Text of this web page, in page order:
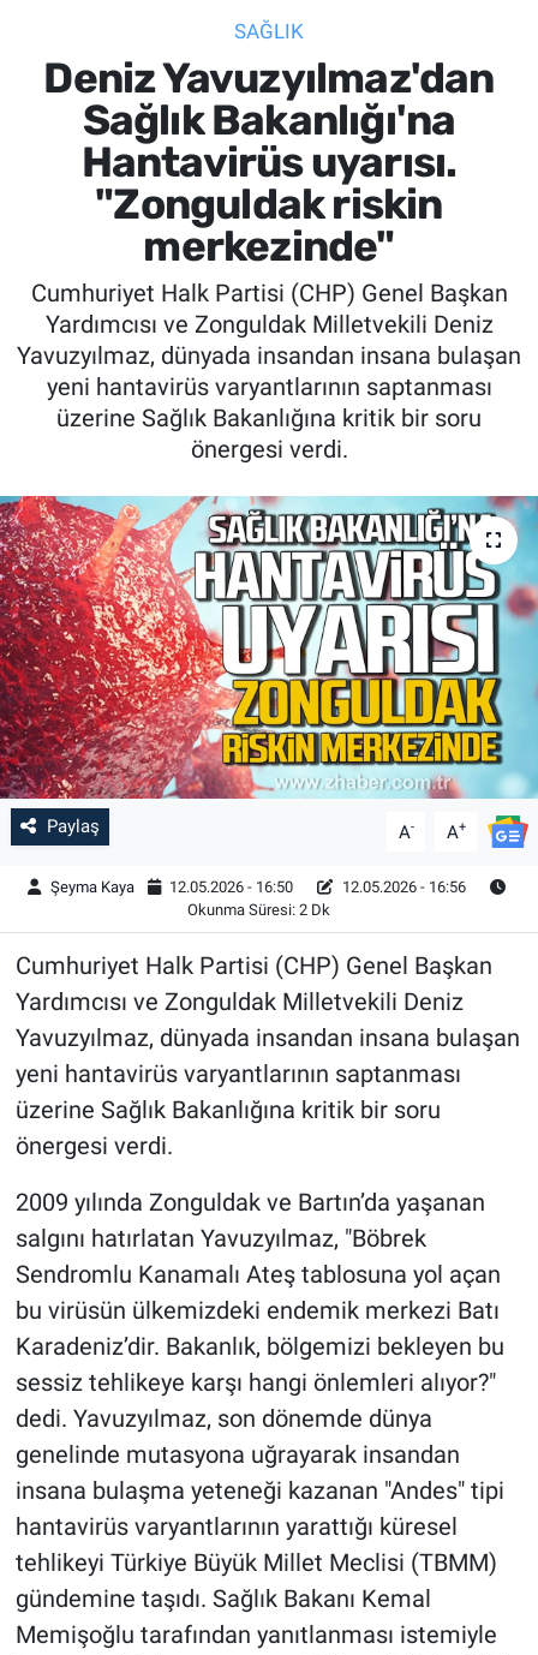
SAĞLIK
Deniz Yavuzyılmaz'dan
Sağlık Bakanlığı'na
Hantavirüs uyarısı.
"Zonguldak riskin
merkezinde"
Cumhuriyet Halk Partisi (CHP) Genel Başkan
Yardımcısı ve Zonguldak Milletvekili Deniz
Yavuzyılmaz, dünyada insandan insana bulaşan
yeni hantavirüs varyantlarının saptanması
üzerine Sağlık Bakanlığına kritik bir soru
önergesi verdi.
Paylaş A- A+
Şeyma Kaya 12.05.2026 - 16:50
12.05.2026 - 16:56
Okunma Süresi: 2 Dk
Cumhuriyet Halk Partisi (CHP) Genel Başkan
Yardımcısı ve Zonguldak Milletvekili Deniz
Yavuzyılmaz, dünyada insandan insana bulaşan
yeni hantavirüs varyantlarının saptanması
üzerine Sağlık Bakanlığına kritik bir soru
önergesi verdi.
2009 yılında Zonguldak ve Bartın’da yaşanan
salgını hatırlatan Yavuzyılmaz, "Böbrek
Sendromlu Kanamalı Ateş tablosuna yol açan
bu virüsün ülkemizdeki endemik merkezi Batı
Karadeniz’dir. Bakanlık, bölgemizi bekleyen bu
sessiz tehlikeye karşı hangi önlemleri alıyor?"
dedi. Yavuzyılmaz, son dönemde dünya
genelinde mutasyona uğrayarak insandan
insana bulaşma yeteneği kazanan "Andes" tipi
hantavirüs varyantlarının yarattığı küresel
tehlikeyi Türkiye Büyük Millet Meclisi (TBMM)
gündemine taşıdı. Sağlık Bakanı Kemal
Memişoğlu tarafından yanıtlanması istemiyle
SPOR
SAĞLIK